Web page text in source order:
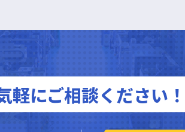
軽にご相談ください！